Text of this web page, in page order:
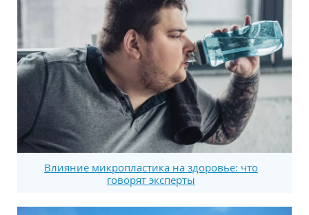
Влияние микропластика на здоровье: что
говорят эксперты